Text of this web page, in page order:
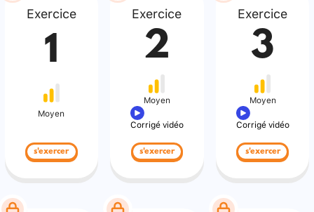
Exercice
1
Moyen
s'exercer
Exercice
2
Moyen
Corrigé vidéo
s'exercer
Exercice
3
Moyen
Corrigé vidéo
s'exercer